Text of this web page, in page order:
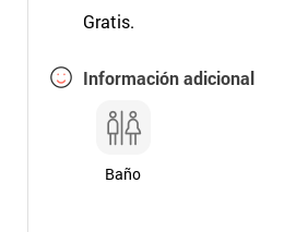
Gratis.
Información adicional
Baño